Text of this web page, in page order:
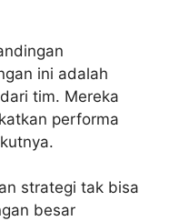
ini adalah
tim. Mereka
performa
strategi tak bisa
besar